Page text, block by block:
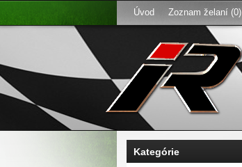
Úvod Zoznam želaní (0)
Kategórie